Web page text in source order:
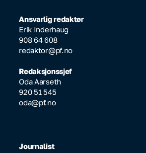
Ansvarlig redaktør
Erik Inderhaug
908 64 608
redaktor@pf.no
Redaksjonssjef
Oda Aarseth
920 51 545
oda@pf.no
Journalist